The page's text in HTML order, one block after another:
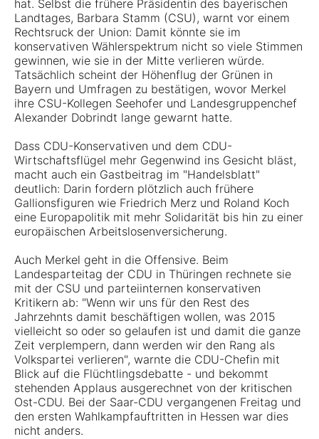
hat. Selbst die frühere Präsidentin des bayerischen
Landtages, Barbara Stamm (CSU), warnt vor einem
Rechtsruck der Union: Damit könnte sie im
konservativen Wählerspektrum nicht so viele Stimmen
gewinnen, wie sie in der Mitte verlieren würde.
Tatsächlich scheint der Höhenflug der Grünen in
Bayern und Umfragen zu bestätigen, wovor Merkel
ihre CSU-Kollegen Seehofer und Landesgruppenchef
Alexander Dobrindt lange gewarnt hatte.
Dass CDU-Konservativen und dem CDU-
Wirtschaftsflügel mehr Gegenwind ins Gesicht bläst,
macht auch ein Gastbeitrag im "Handelsblatt"
deutlich: Darin fordern plötzlich auch frühere
Gallionsfiguren wie Friedrich Merz und Roland Koch
eine Europapolitik mit mehr Solidarität bis hin zu einer
europäischen Arbeitslosenversicherung.
Auch Merkel geht in die Offensive. Beim
Landesparteitag der CDU in Thüringen rechnete sie
mit der CSU und parteiinternen konservativen
Kritikern ab: "Wenn wir uns für den Rest des
Jahrzehnts damit beschäftigen wollen, was 2015
vielleicht so oder so gelaufen ist und damit die ganze
Zeit verplempern, dann werden wir den Rang als
Volkspartei verlieren", warnte die CDU-Chefin mit
Blick auf die Flüchtlingsdebatte - und bekommt
stehenden Applaus ausgerechnet von der kritischen
Ost-CDU. Bei der Saar-CDU vergangenen Freitag und
den ersten Wahlkampfauftritten in Hessen war dies
nicht anders.